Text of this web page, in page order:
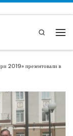
Search
2019» презентовали в